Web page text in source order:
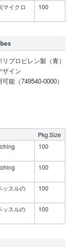
マイクロ
100
プロピレン製（青）
イン
能（749540-0000）
Pkg.Size
100
100
ッスルの
100
ッスルの
100